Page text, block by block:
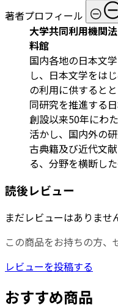
著者プロフィール
大学共同利用機関
料館
国内各地の日本文
し、日本文学をは
の利用に供すると
同研究を推進する
創設以来50年にわ
活かし、国内外の
古典籍及び近代文
る、分野を横断し
読後レビュー
まだレビューはありませ
この商品をお持ちの方、
レビューを投稿する
おすすめ商品